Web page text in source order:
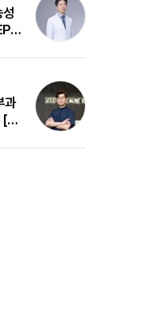
과
[변